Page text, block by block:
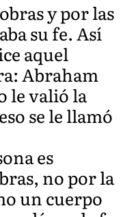
y por las
su fe. Así
aquel
Abraham
le valió la
se le llamó
es
no por la
un cuerpo